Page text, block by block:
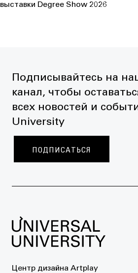
выставки Degree Show 2026
Подписывайтесь на
канал, чтобы
всех новостей и
University
ПОДПИСАТЬСЯ
Центр дизайна Artplay